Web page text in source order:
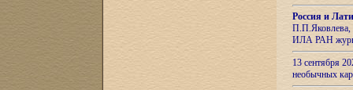
Россия и
П.П.Яковлева,
ИЛА РАН
13 сентября
необычных